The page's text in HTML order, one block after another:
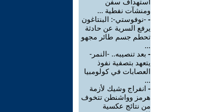
استهداف سفن
ومنشآت نفطية ...
- -نوفوستي-: البنتاغون
يرفع السرية عن حادثة
تحطم جسم طائر مجهو
...
- بعد تنصيبه.. -النمر-
يتعهد بتصفية نفوذ
العصابات في كولومبيا
...
- انفراج وشيك لأزمة
هرمز وواشنطن تتخوف
من نتائج عكسية